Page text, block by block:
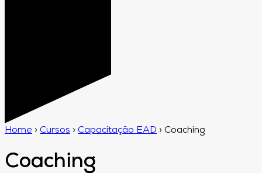
Home › Cursos › Capacitação EAD › Coaching
Coaching